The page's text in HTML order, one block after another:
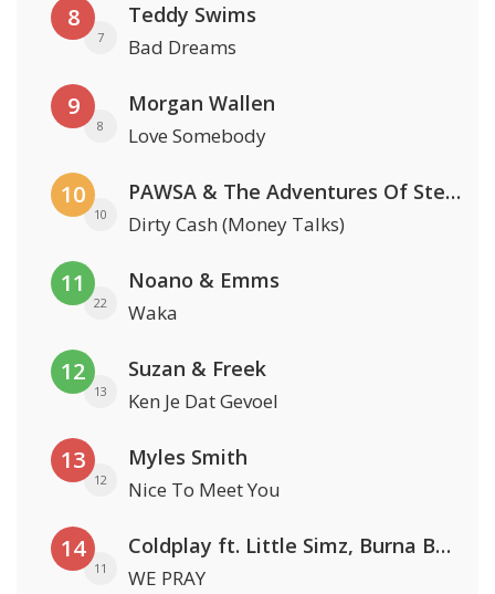
8
7
Teddy Swims
Bad Dreams
9
8
Morgan Wallen
Love Somebody
10
10
PAWSA & The Adventures Of Stevie V
Dirty Cash (Money Talks)
11
22
Noano & Emms
Waka
12
13
Suzan & Freek
Ken Je Dat Gevoel
13
12
Myles Smith
Nice To Meet You
14
11
Coldplay ft. Little Simz, Burna Boy, Elyanna & Tini
WE PRAY